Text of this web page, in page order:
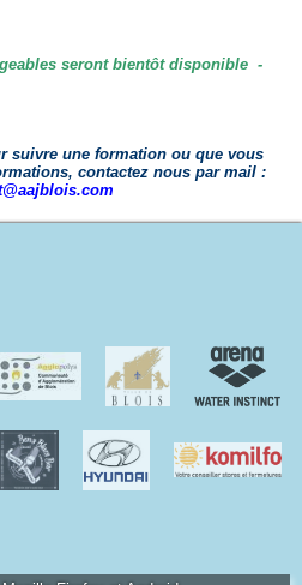
seront bientôt disponible -
suivre une formation ou que vous
contactez nous par mail :